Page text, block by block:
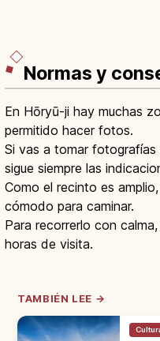
Normas y
En Hōryū-ji hay muchas
permitido hacer fotos.
Si vas a tomar
sigue siempre las
Como el recinto es
cómodo para caminar.
Para recorrerlo con
horas de visita.
TAMBIÉN LEE →